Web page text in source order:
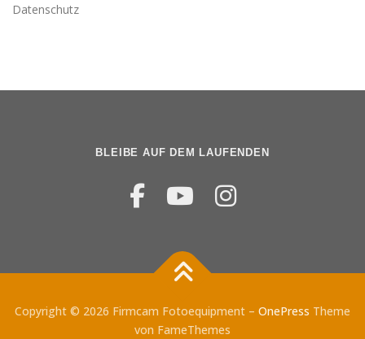
Datenschutz
BLEIBE AUF DEM LAUFENDEN
Copyright © 2026 Firmcam Fotoequipment – OnePress Theme
von FameThemes